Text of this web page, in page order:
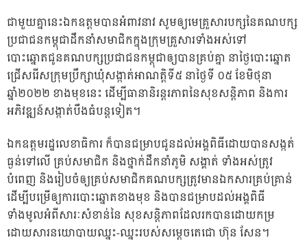
ជាមួយគ្នានេះឯកឧត្តមបានអំពាវនាវ សូមឲ្យមេគ្រួសារបក្សនៃគណបក្ស
ប្រជាជនកម្ពុជាដឹកនាំសមាជិកក្នុងក្រុមគ្រួសារទាំងអស់ទៅ
បោះឆ្នោតជូនគណបក្សប្រជាជនកម្ពុជាឲ្យបានគ្រប់គ្នា នាថ្ងៃបោះឆ្នោត
ជ្រើសរើសក្រុមប្រឹក្សាឃុំសង្កាត់អាណត្តិទី៥ នាថ្ងៃទី ០៥ ខែមិថុនា
ឆ្នាំ២០២២ ខាងមុខនេះ ដើម្បីធានានិរន្តរភាពនៃសុខសន្តិភាព និងការ
អភិវឌ្ឍន៍សង្កាត់បឹងធំបន្តទៀត។
ឯកឧត្តមរដ្ឋលេខាធិការ ក៏បានជម្រាបជូនដល់អង្គពិធីដោយបានសង្កត់
ធ្ងន់ទៅលើ គ្រប់សមាជិក និងថ្នាក់ដឹកនាំភូមិ សង្គាត់ ទាំងអស់ត្រូវ
បំពេញ និងរៀបចំឲ្យគ្រប់សមាជិកគណបក្សត្រូវមានឯកសារគ្រប់គ្រាន់
ដើម្បីបម្រើឲ្យការបោះឆ្នោតខាងមុខ និងបានជម្រាបដល់អង្គពិធី
ទាំងមូលអំពីសារៈសំខាន់នៃ សុខសន្តិភាពដែលរកបានដោយកម្រ
ដោយសារនយោបាយឈ្នះ-ឈ្នះរបស់សម្តេចតេជោ ហ៊ុន សែន។